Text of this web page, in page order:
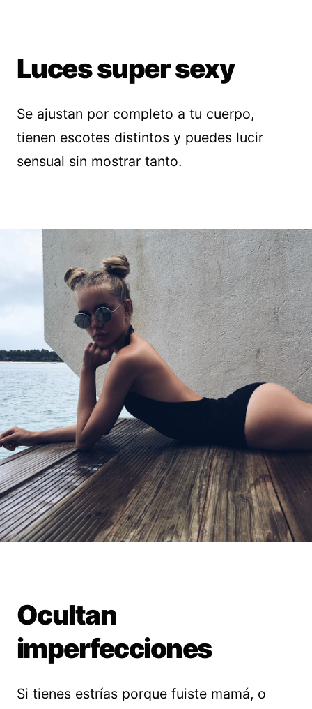
Luces super sexy
Se ajustan por completo a tu cuerpo,
tienen escotes distintos y puedes lucir
sensual sin mostrar tanto.
Ocultan
imperfecciones
Si tienes estrías porque fuiste mamá, o